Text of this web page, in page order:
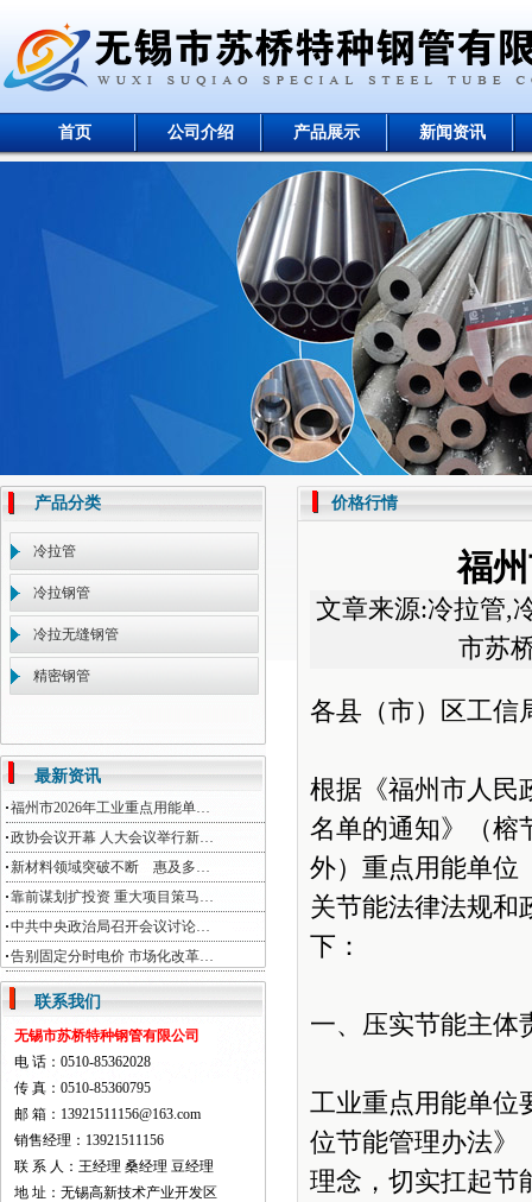
首页 公司介绍 产品展示 新闻资讯
产品分类
冷拉管
冷拉钢管
冷拉无缝钢管
精密钢管
最新资讯
福州市2026年工业重点用能单…
政协会议开幕 人大会议举行新…
新材料领域突破不断 惠及多…
靠前谋划扩投资 重大项目策马…
中共中央政治局召开会议讨论…
告别固定分时电价 市场化改革…
联系我们
无锡市苏桥特种钢管有限公司
电 话：0510-85362028
传 真：0510-85360795
邮 箱：13921511156@163.com
销售经理：13921511156
联 系 人：王经理 桑经理 豆经理
地 址：无锡高新技术产业开发区
价格行情
福
文章来源:冷拉管,
市苏
各县（市）区工信
根据《福州市人民
名单的通知》（榕
外）重点用能单位
关节能法律法规和
下：
一、压实节能主体
工业重点用能单位
位节能管理办法》
理念，切实扛起节